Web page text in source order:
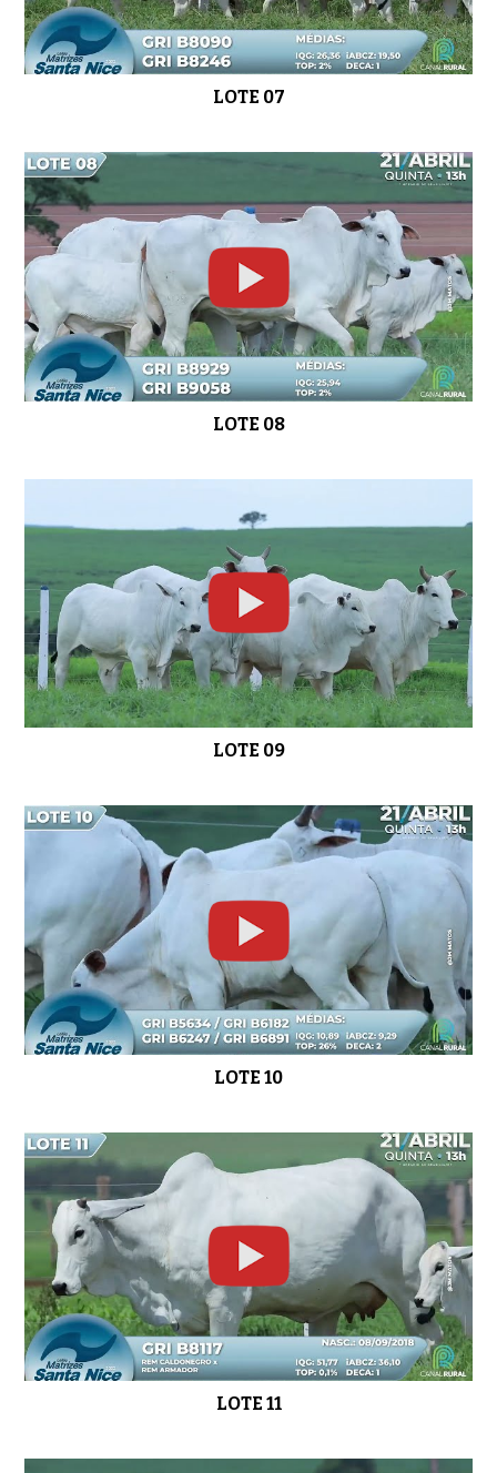
LOTE 22
01:02 LOTE 23
01:00 LOTE 24
LOTE 25
0:48 LOTE 26
LOTE 27
01:01 LOTE 28
01:06 LOTE 29
LOTE 07
LOTE 08
LOTE 09
LOTE 10
LOTE 11